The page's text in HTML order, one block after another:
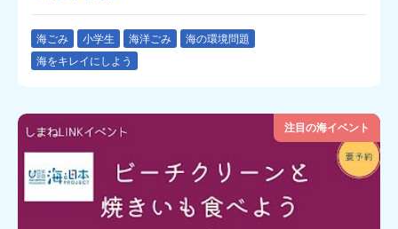
海ごみ 小学生 海洋ごみ
海の環境問題
海をキレイにしよう
注目の海イベント